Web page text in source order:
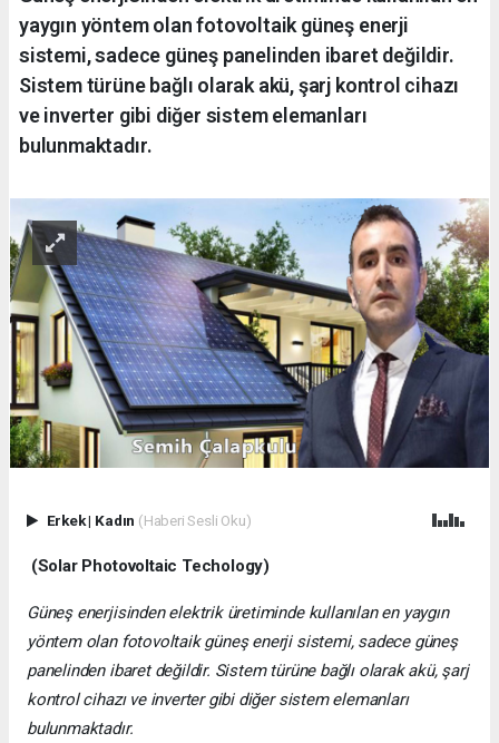
yaygın yöntem olan fotovoltaik güneş enerji
sistemi, sadece güneş panelinden ibaret değildir.
Sistem türüne bağlı olarak akü, şarj kontrol cihazı
ve inverter gibi diğer sistem elemanları
bulunmaktadır.
Erkek| Kadın (Haberi Sesli Oku)
(Solar Photovoltaic Techology)
Güneş enerjisinden elektrik üretiminde kullanılan en yaygın
yöntem olan fotovoltaik güneş enerji sistemi, sadece güneş
panelinden ibaret değildir. Sistem türüne bağlı olarak akü, şarj
kontrol cihazı ve inverter gibi diğer sistem elemanları
bulunmaktadır.